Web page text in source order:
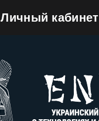
Личный кабинет